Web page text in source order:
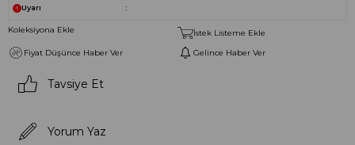
Uyarı
Koleksiyona Ekle
İstek Listeme Ekle
Fiyat Düşünce Haber Ver
Gelince Haber Ver
Tavsiye Et
Yorum Yaz